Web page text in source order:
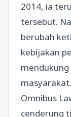
2014, ia
tersebut.
berubah
kebijakan
Omnibus
cenderung